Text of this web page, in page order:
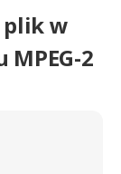
plik w
2